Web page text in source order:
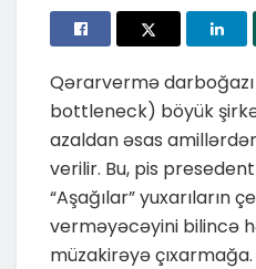
Qərarvermə
bottleneck) böyük
azaldan əsas
verilir. Bu, pis
“Aşağılar” yuxarıların
verməyəcəyini bilincə
müzakirəyə çıxarmağa.